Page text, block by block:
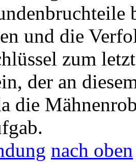
und die
zum
der an
die
nach oben